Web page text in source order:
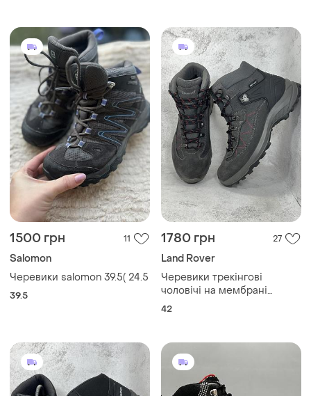
1500 грн 11
Salomon
Черевики salomon 39.5( 24.5
39.5
1780 грн 27
Land Rover
Черевики трекінгові
чоловічі на мембрані
landrover deltex
42